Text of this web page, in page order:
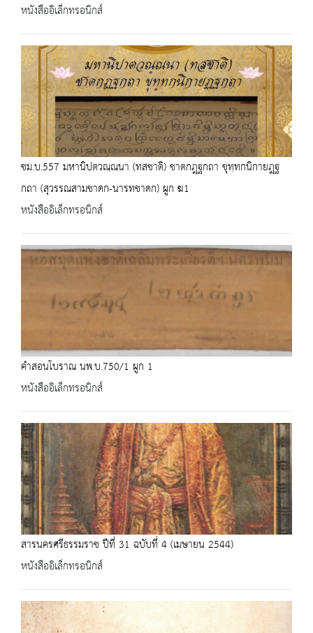
หนังสืออิเล็กทรอนิกส์
ชม.บ.557 มหานิปตวณฺณนา (ทสชาติ) ชาตกฎฺฐกถา ขุทฺทกนิกายฎฺฐ
กถา (สุวรรณสามชาดก-นารทชาดก) ผูก ฆ1
หนังสืออิเล็กทรอนิกส์
คำสอนโบราณ นพ.บ.750/1 ผูก 1
หนังสืออิเล็กทรอนิกส์
สารนครศรีธรรมราช ปีที่ 31 ฉบับที่ 4 (เมษายน 2544)
หนังสืออิเล็กทรอนิกส์